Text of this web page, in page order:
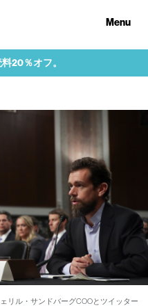
Menu
20％オフ。
リル・サンドバーグCOOとツイッター